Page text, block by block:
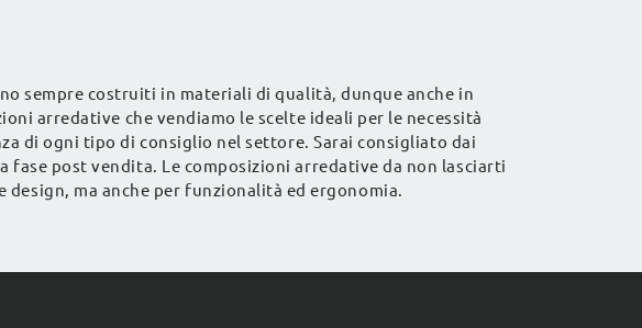
sempre costruiti in materiali di qualità, dunque anche in
arredative che vendiamo le scelte ideali per le necessità
di ogni tipo di consiglio nel settore. Sarai consigliato dai
post vendita. Le composizioni arredative da non lasciarti
ma anche per funzionalità ed ergonomia.